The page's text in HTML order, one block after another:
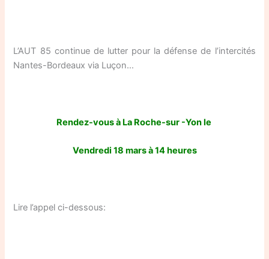
L’AUT 85 continue de lutter pour la défense de l’intercités
Nantes-Bordeaux via Luçon…
Rendez-vous à La Roche-sur -Yon le
Vendredi 18 mars à 14 heures
Lire l’appel ci-dessous: